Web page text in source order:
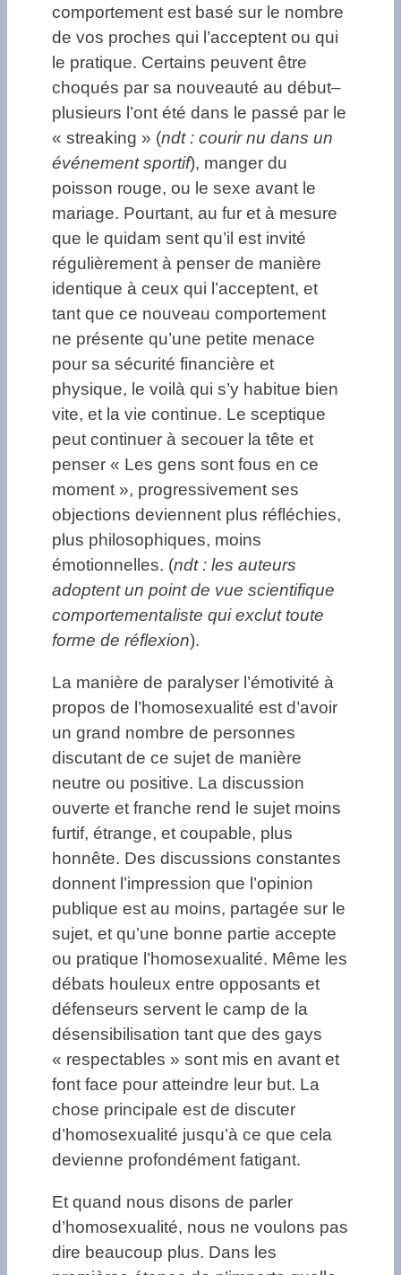
comportement est basé sur le nombre
de vos proches qui l’acceptent ou qui
le pratique. Certains peuvent être
choqués par sa nouveauté au début–
plusieurs l’ont été dans le passé par le
« streaking » (ndt : courir nu dans un
événement sportif), manger du
poisson rouge, ou le sexe avant le
mariage. Pourtant, au fur et à mesure
que le quidam sent qu’il est invité
régulièrement à penser de manière
identique à ceux qui l’acceptent, et
tant que ce nouveau comportement
ne présente qu’une petite menace
pour sa sécurité financière et
physique, le voilà qui s’y habitue bien
vite, et la vie continue. Le sceptique
peut continuer à secouer la tête et
penser « Les gens sont fous en ce
moment », progressivement ses
objections deviennent plus réfléchies,
plus philosophiques, moins
émotionnelles. (ndt : les auteurs
adoptent un point de vue scientifique
comportementaliste qui exclut toute
forme de réflexion).
La manière de paralyser l’émotivité à
propos de l’homosexualité est d’avoir
un grand nombre de personnes
discutant de ce sujet de manière
neutre ou positive. La discussion
ouverte et franche rend le sujet moins
furtif, étrange, et coupable, plus
honnête. Des discussions constantes
donnent l’impression que l’opinion
publique est au moins, partagée sur le
sujet, et qu’une bonne partie accepte
ou pratique l’homosexualité. Même les
débats houleux entre opposants et
défenseurs servent le camp de la
désensibilisation tant que des gays
« respectables » sont mis en avant et
font face pour atteindre leur but. La
chose principale est de discuter
d’homosexualité jusqu’à ce que cela
devienne profondément fatigant.
Et quand nous disons de parler
d’homosexualité, nous ne voulons pas
dire beaucoup plus. Dans les